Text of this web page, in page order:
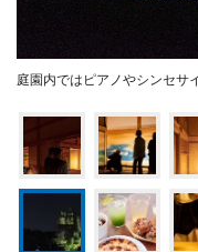
庭園内ではピアノやシンセサ